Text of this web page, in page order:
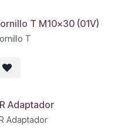
T M10x30 (01V)
T
Adaptador
Adaptador